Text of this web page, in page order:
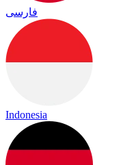
فارسی
Indonesia